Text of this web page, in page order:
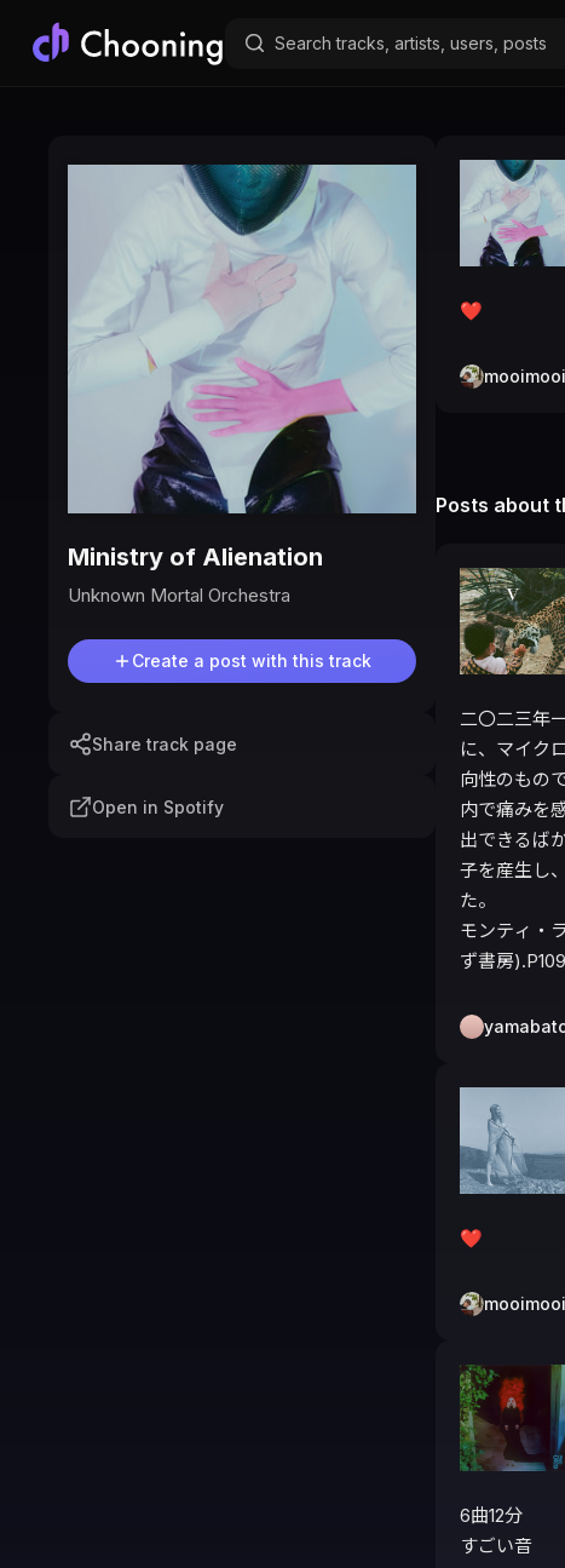
Ministry of Alienation
Unknown Mortal Orchestra
Create a post with this track
Share track page
Open in Spotify
❤️
Posts about
二〇二三年
に、マイク
向性のもの
内で痛みを
出できるば
子を産生し
た。
モンティ・
ず書房).P109
❤️
6曲12分
すごい音